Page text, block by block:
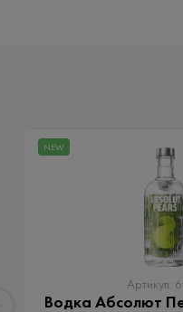
NEW
Артикул:
Водка Абсолют